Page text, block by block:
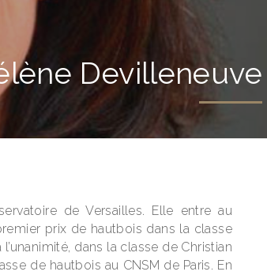
Devilleneuve
de Versailles. Elle entre au
prix de hautbois dans la classe
dans la classe de Christian
de hautbois au CNSM de Paris. En